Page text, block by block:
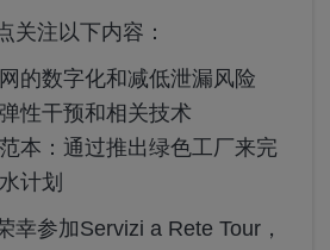
关注以下内容：
的数字化和减低泄漏风险
性干预和相关技术
本：通过推出绿色工厂来完
计划
幸参加Servizi a Rete Tour，